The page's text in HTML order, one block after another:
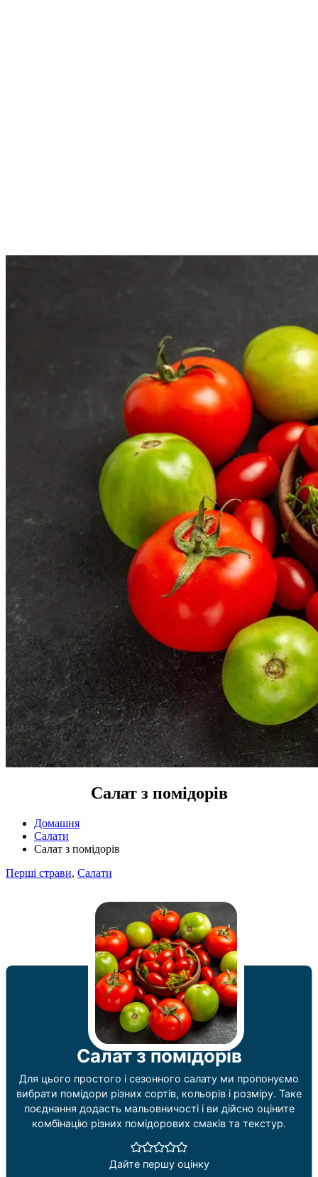
Салат з помідорів
Домашня
Салати
Салат з помідорів
Перші страви, Салати
Салат з помідорів
Для цього простого і сезонного салату ми пропонуємо
вибрати помідори різних сортів, кольорів і розміру. Таке
поєднання додасть мальовничості і ви дійсно оціните
комбінацію різних помідорових смаків та текстур.
Дайте першу оцінку